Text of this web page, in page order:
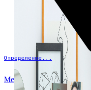
Определение...
Меню